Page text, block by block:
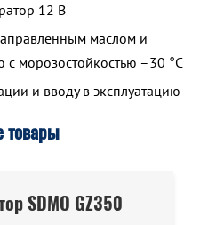
12 В
маслом и
морозостойкостью –30 °C
и вводу в эксплуатацию
товары
SDMO GZ350